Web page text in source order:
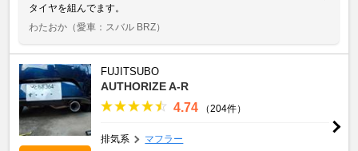
タイヤを組んでます。
わたおか （愛車：スバル BRZ）
FUJITSUBO
AUTHORIZE A-R
4.74 （204件）
排気系 マフラー